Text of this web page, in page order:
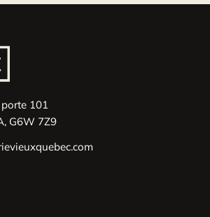
101
G6W 7Z9